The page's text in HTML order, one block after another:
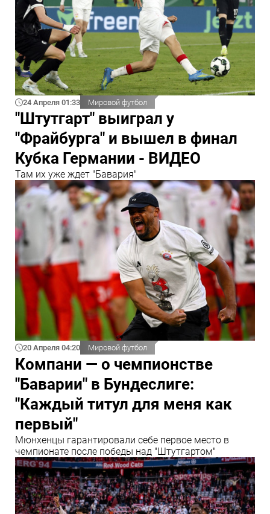
24 Апреля 01:33 Мировой футбол
"Штутгарт" выиграл у
"Фрайбурга" и вышел в финал
Кубка Германии - ВИДЕО
Там их уже ждет "Бавария"
20 Апреля 04:20 Мировой футбол
Компани — о чемпионстве
"Баварии" в Бундеслиге:
"Каждый титул для меня как
первый"
Мюнхенцы гарантировали себе первое место в
чемпионате после победы над "Штутгартом"